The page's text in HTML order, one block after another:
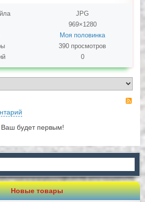
JPG
969×1280
Моя половинка
390 просмотров
0
будет первым!
Новые товары